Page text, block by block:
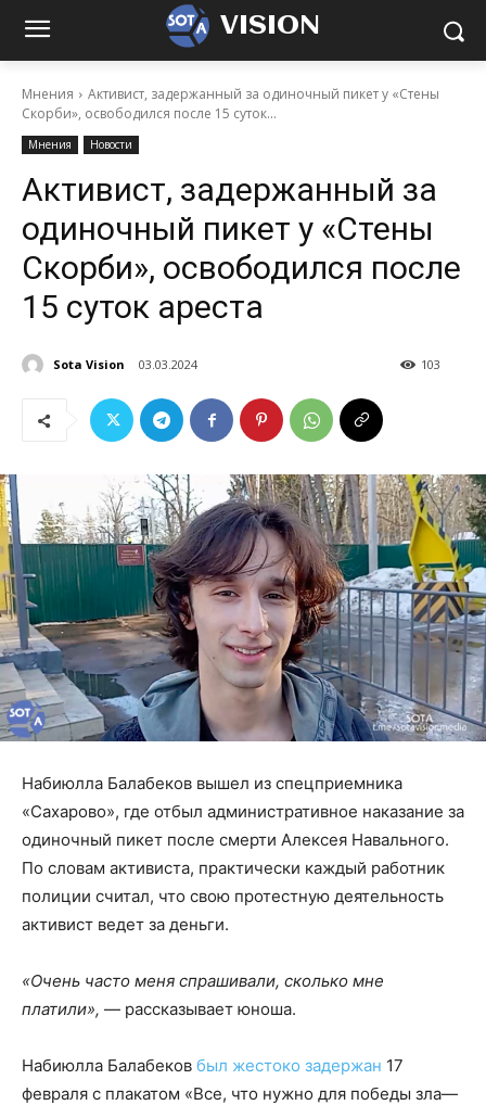
VISION
Мнения
Активист, задержанный за одиночный пикет у «Стены
Скорби», освободился после 15 суток...
Мнения Новости
Активист, задержанный за
одиночный пикет у «Стены
Скорби», освободился после
15 суток ареста
Sota Vision 03.03.2024 103
Набиюлла Балабеков вышел из спецприемника
«Сахарово», где отбыл административное наказание за
одиночный пикет после смерти Алексея Навального.
По словам активиста, практически каждый работник
полиции считал, что свою протестную деятельность
активист ведет за деньги.
«Очень часто меня спрашивали, сколько мне
платили», — рассказывает юноша.
Набиюлла Балабеков был жестоко задержан 17
февраля с плакатом «Все, что нужно для победы зла—